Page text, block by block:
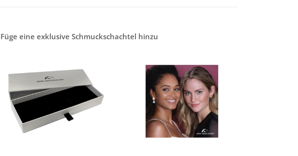
Füge eine exklusive Schmuckschachtel hinzu